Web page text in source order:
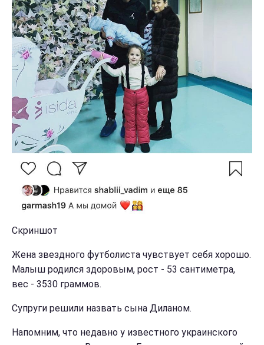
Скриншот
Жена звездного футболиста чувствует себя хорошо.
Малыш родился здоровым, рост - 53 сантиметра,
вес - 3530 граммов.
Супруги решили назвать сына Диланом.
Напомним, что недавно у известного украинского